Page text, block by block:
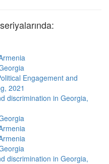
Engagement and
2021
discrimination in Georgia,
discrimination in Georgia,